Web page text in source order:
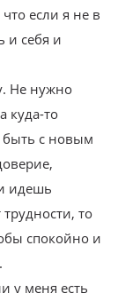
если я не в
и себя и
Не нужно
куда-то
быть с новым
идешь
то
спокойно и
у меня есть